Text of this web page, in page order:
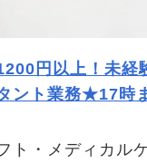
円以上！未経
ント業務★17時
ト・メディカル